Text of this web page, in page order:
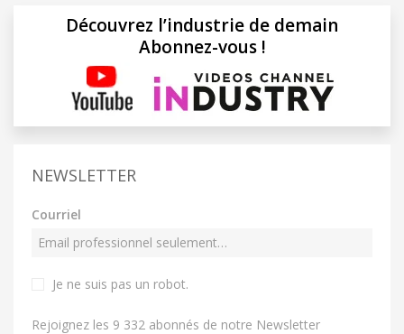
Découvrez l’industrie de demain
Abonnez-vous !
NEWSLETTER
Courriel
Je ne suis pas un robot.
Rejoignez les 9 332 abonnés de notre Newsletter